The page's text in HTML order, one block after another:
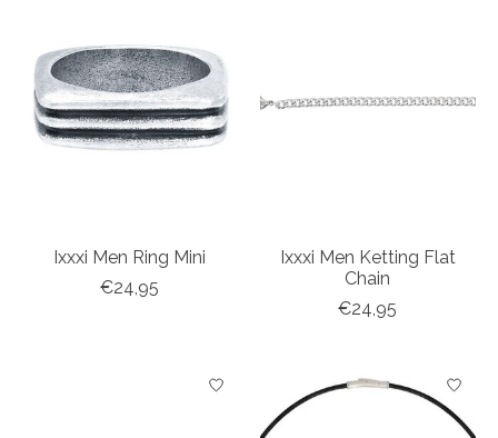
Ixxxi Men Ring Mini
€24,95
Ixxxi Men Ketting Flat
Chain
€24,95